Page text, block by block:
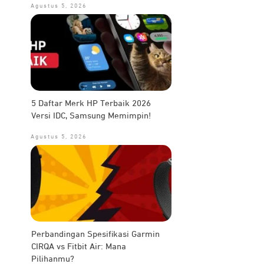
Agustus 5, 2026
5 Daftar Merk HP Terbaik 2026
Versi IDC, Samsung Memimpin!
Agustus 5, 2026
Perbandingan Spesifikasi Garmin
CIRQA vs Fitbit Air: Mana
Pilihanmu?